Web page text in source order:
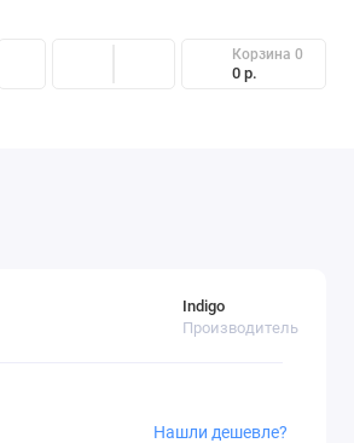
Корзина 0
0 р.
Indigo
Производитель
Нашли дешевле?